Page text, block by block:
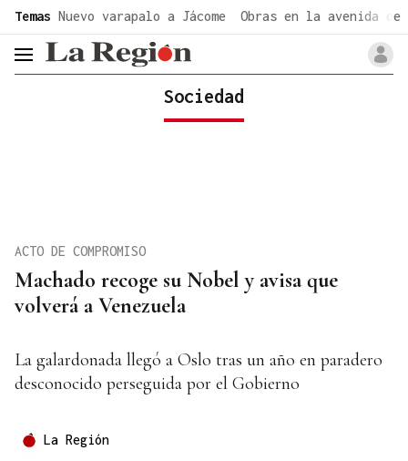
Temas Nuevo varapalo a Jácome Obras en la avenida de
header.menu.open
Sociedad
Machado recoge su Nobel y avisa que
volverá a Venezuela
ACTO DE COMPROMISO
La galardonada llegó a Oslo tras un año en paradero
desconocido perseguida por el Gobierno
La Región